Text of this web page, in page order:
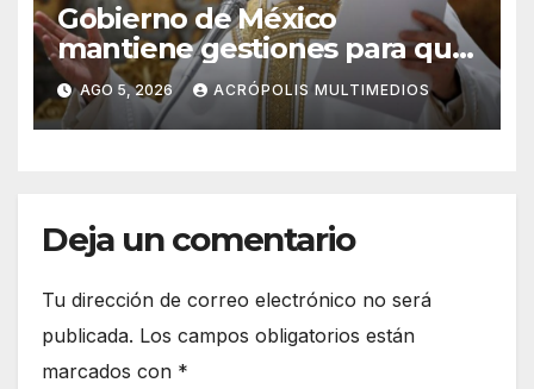
Gobierno de México
mantiene gestiones para que
el Papa León XIV visite el país
AGO 5, 2026 ACRÓPOLIS MULTIMEDIOS
Deja un comentario
Tu dirección de correo electrónico no será
publicada. Los campos obligatorios están
marcados con *